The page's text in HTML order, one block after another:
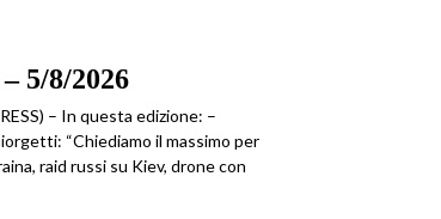
5/8/2026
– In questa edizione: –
“Chiediamo il massimo per
raid russi su Kiev, drone con